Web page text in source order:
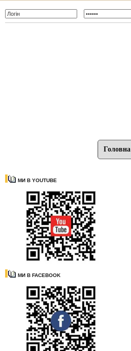
Головна
МИ В YOUTUBE
МИ В FACEBOOK